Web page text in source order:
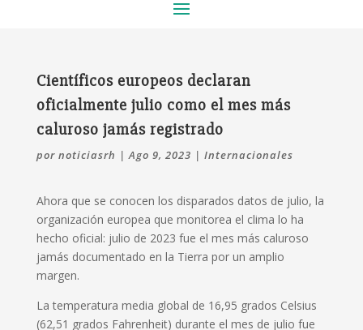
Científicos europeos declaran
oficialmente julio como el mes más
caluroso jamás registrado
por noticiasrh |Ago 9, 2023 | Internacionales
Ahora que se conocen los disparados datos de julio, la
organización europea que monitorea el clima lo ha
hecho oficial: julio de 2023 fue el mes más caluroso
jamás documentado en la Tierra por un amplio
margen.
La temperatura media global de 16,95 grados Celsius
(62,51 grados Fahrenheit) durante el mes de julio fue